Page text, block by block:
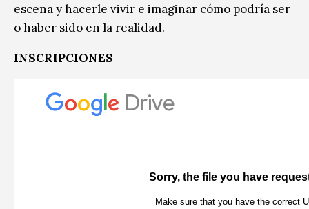
escena y hacerle vivir e imaginar cómo podría ser
o haber sido en la realidad.
INSCRIPCIONES